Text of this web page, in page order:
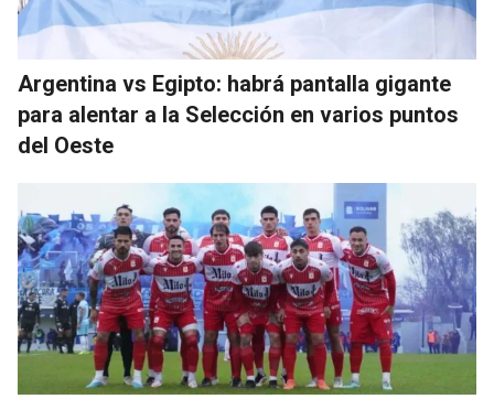
Argentina vs Egipto: habrá pantalla gigante
para alentar a la Selección en varios puntos
del Oeste